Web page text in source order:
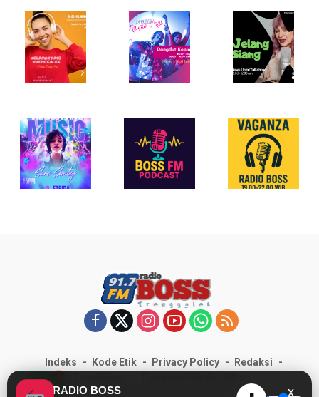
Indeks Kode Etik Privacy Policy
Redaksi
x
RADIO BOSS